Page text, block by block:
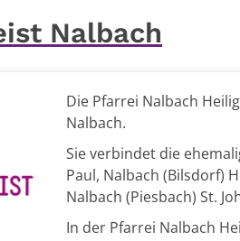
Nalbach
Die Pfarrei Nalbach
Nalbach.
Sie verbindet die
Paul, Nalbach (Bilsdorf)
Nalbach (Piesbach) St.
In der Pfarrei Nalbach